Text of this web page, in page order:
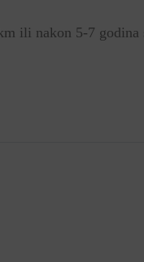
ili nakon 5-7 godina